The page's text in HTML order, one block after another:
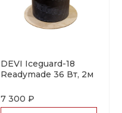
DEVI Iceguard-18
Readymade 36 Вт, 2м
греющий кабель
7 300 ₽